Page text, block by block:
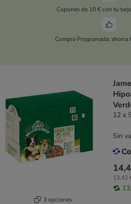
Cupones de 10 € con tu
Compra Programada: ahorra
3 opciones
12 x
13,42
Sin